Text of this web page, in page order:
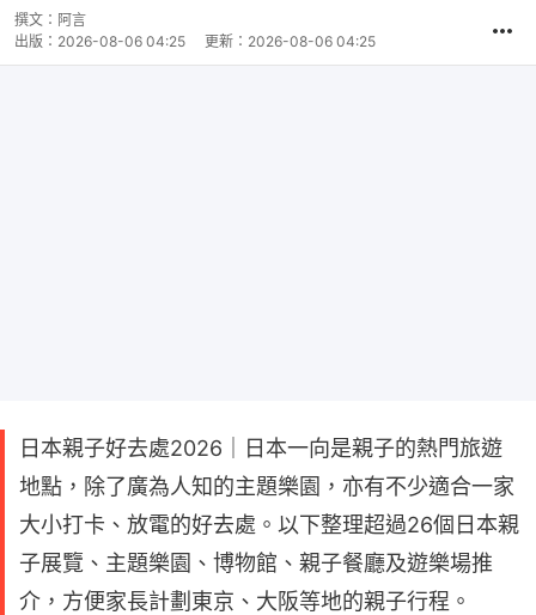
撰文： 阿言
出版： 2026-08-06 04:25 更新： 2026-08-06 04:25
日本親子好去處2026｜日本一向是親子的熱門旅遊
地點，除了廣為人知的主題樂園，亦有不少適合一家
大小打卡、放電的好去處。以下整理超過26個日本親
子展覽、主題樂園、博物館、親子餐廳及遊樂場推
介，方便家長計劃東京、大阪等地的親子行程。